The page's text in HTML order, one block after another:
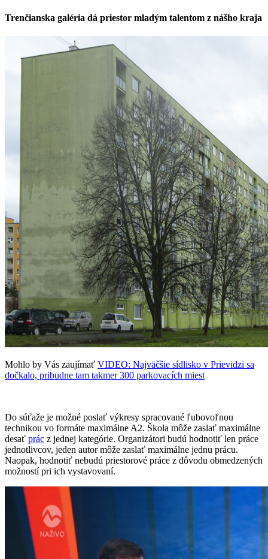
Trenčianska galéria dá priestor mladým talentom z nášho kraja
Mohlo by Vás zaujímať VIDEO: Najväčšie sídlisko v Prievidzi sa
dočkalo, pribudne tam takmer 300 parkovacích miest
Do súťaže je možné poslať výkresy spracované ľubovoľnou
technikou vo formáte maximálne A2. Škola môže zaslať maximálne
desať prác z jednej kategórie. Organizátori budú hodnotiť len práce
jednotlivcov, jeden autor môže zaslať maximálne jednu prácu.
Naopak, hodnotiť nebudú priestorové práce z dôvodu obmedzených
možností pri ich vystavovaní.